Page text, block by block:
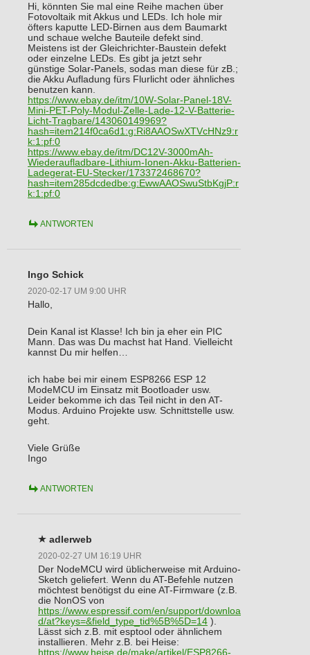
Hi, könnten Sie mal eine Reihe machen über
Fotovoltaik mit Akkus und LEDs. Ich hole mir
öfters kaputte LED-Birnen aus dem Baumarkt
und schaue welche Bauteile defekt sind.
Meistens ist der Gleichrichter-Baustein defekt
oder einzelne LEDs. Es gibt ja jetzt sehr
günstige Solar-Panels, sodas man diese für zB.;
die Akku Aufladung fürs Flurlicht oder ähnliches
benutzen kann.
https://www.ebay.de/itm/10W-Solar-Panel-18V-
Mini-PET-Poly-Modul-Zelle-Lade-12-V-Batterie-
Licht-Tragbare/143060149969?
hash=item214f0ca6d1:g:Ri8AAOSwXTVcHNz9:r
k:1:pf:0
https://www.ebay.de/itm/DC12V-3000mAh-
Wiederaufladbare-Lithium-Ionen-Akku-Batterien-
Ladegerat-EU-Stecker/173372468670?
hash=item285dcdedbe:g:EwwAAOSwuStbKgjP:r
k:1:pf:0
ANTWORTEN
Ingo Schick
2020-02-17 UM 9:00 UHR
Hallo,
Dein Kanal ist Klasse! Ich bin ja eher ein PIC
Mann. Das was Du machst hat Hand. Vielleicht
kannst Du mir helfen…
ich habe bei mir einem ESP8266 ESP 12
ModeMCU im Einsatz mit Bootloader usw.
Leider bekomme ich das Teil nicht in den AT-
Modus. Arduino Projekte usw. Schnittstelle usw.
geht.
Viele Grüße
Ingo
ANTWORTEN
adlerweb
2020-02-27 UM 16:19 UHR
Der NodeMCU wird üblicherweise mit Arduino-
Sketch geliefert. Wenn du AT-Befehle nutzen
möchtest benötigst du eine AT-Firmware (z.B.
die NonOS von
https://www.espressif.com/en/support/downloa
d/at?keys=&field_type_tid%5B%5D=14 ).
Lässt sich z.B. mit esptool oder ähnlichem
installieren. Mehr z.B. bei Heise:
https://www.heise.de/make/artikel/ESP8266-